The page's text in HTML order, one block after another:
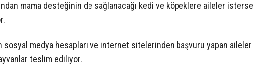
mama desteğinin de sağlanacağı kedi ve köpeklere aileler isterse
sosyal medya hesapları ve internet sitelerinden başvuru yapan aileler
teslim ediliyor.